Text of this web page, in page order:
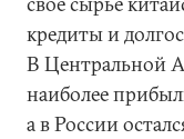
кредиты и
В Центральной
наиболее
а в России